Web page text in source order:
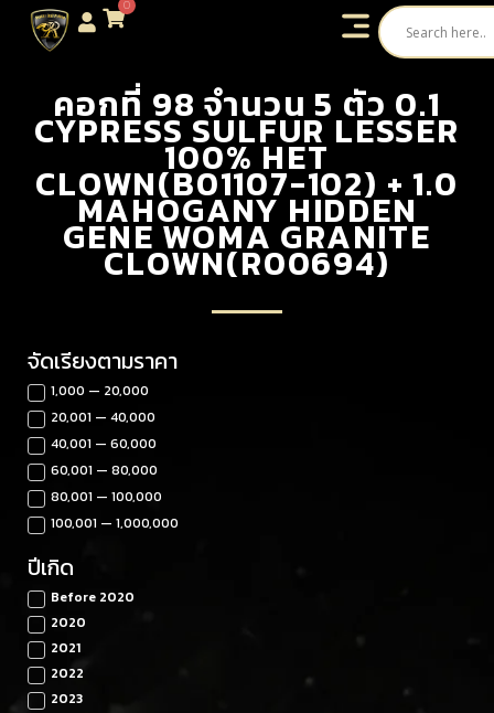
0
คอกที่ 98 จำนวน 5 ตัว 0.1
CYPRESS SULFUR LESSER
100% HET
CLOWN(B01107-102) + 1.0
MAHOGANY HIDDEN
GENE WOMA GRANITE
CLOWN(R00694)
จัดเรียงตามราคา
1,000 — 20,000
20,001 — 40,000
40,001 — 60,000
60,001 — 80,000
80,001 — 100,000
100,001 — 1,000,000
ปีเกิด
Before 2020
2020
2021
2022
2023